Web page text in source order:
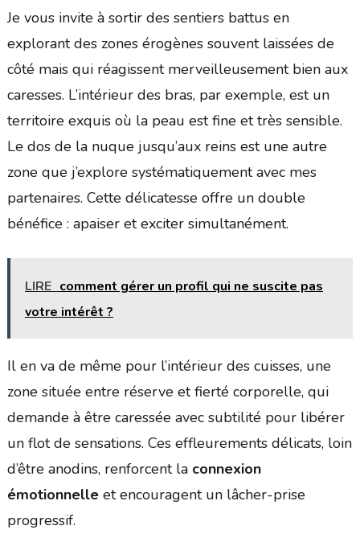
Je vous invite à sortir des sentiers battus en
explorant des zones érogènes souvent laissées de
côté mais qui réagissent merveilleusement bien aux
caresses. L’intérieur des bras, par exemple, est un
territoire exquis où la peau est fine et très sensible.
Le dos de la nuque jusqu’aux reins est une autre
zone que j’explore systématiquement avec mes
partenaires. Cette délicatesse offre un double
bénéfice : apaiser et exciter simultanément.
LIRE comment gérer un profil qui ne suscite pas
votre intérêt ?
Il en va de même pour l’intérieur des cuisses, une
zone située entre réserve et fierté corporelle, qui
demande à être caressée avec subtilité pour libérer
un flot de sensations. Ces effleurements délicats, loin
d’être anodins, renforcent la connexion
émotionnelleet encouragent un lâcher-prise
progressif.